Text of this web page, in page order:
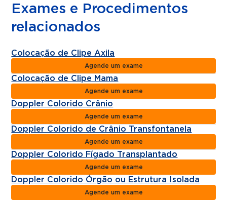
Exames e Procedimentos
relacionados
Colocação de Clipe Axila
Agende um exame
Colocação de Clipe Mama
Agende um exame
Doppler Colorido Crânio
Agende um exame
Doppler Colorido de Crânio Transfontanela
Agende um exame
Doppler Colorido Fígado Transplantado
Agende um exame
Doppler Colorido Órgão ou Estrutura Isolada
Agende um exame